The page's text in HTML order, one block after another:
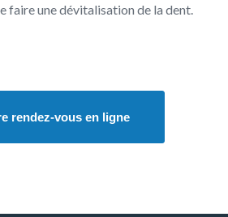
faire une dévitalisation de la dent.
rendez-vous en ligne